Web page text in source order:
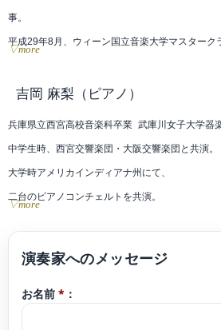
事。
平成29年8月、ウィーン国立音楽大学マスターク
門入選。豊橋カンマームジークアカデミー2026に
▽more
吉岡 麻梨 （ピアノ）
兵庫県立西宮高校音楽科卒業 武庫川女子大学器
中学生時、西宮交響楽団・大阪交響楽団と共演。
大学時アメリカインディアナ州にて、
二台のピアノコンチェルトを共演。
25歳演奏活動を開始。
緊急事態宣言後1年間、Instagramにて毎日一本
▽more
お名前 * ：